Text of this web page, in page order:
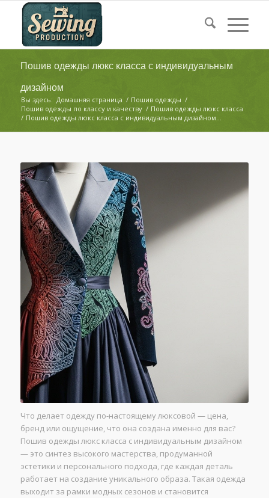
Пошив одежды люкс класса с индивидуальным
дизайном
Вы здесь: Домашняя страница / Пошив одежды /
Пошив одежды по классу и качеству / Пошив одежды люкс класса
/ Пошив одежды люкс класса с индивидуальным дизайном...
Что делает одежду по-настоящему люксовой — цена,
бренд или ощущение, что она создана именно для вас?
Пошив одежды люкс класса с индивидуальным дизайном
— это синтез высокого мастерства, продуманной
эстетики и персонального подхода, где каждая деталь
работает на создание уникального образа. Такая одежда
выходит за рамки модных сезонов и становится